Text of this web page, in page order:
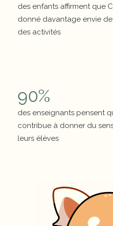
des enfants affirment que
donné davantage envie
des activités
90%
des enseignants pensent
contribue à donner du
leurs élèves